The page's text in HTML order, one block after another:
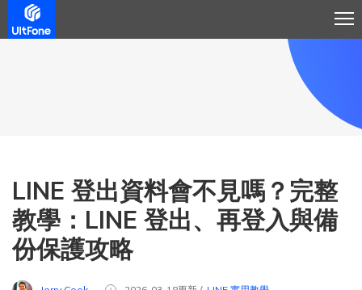
LINE 登出資料會不見嗎？完整
教學：LINE 登出、再登入與備
份保護攻略